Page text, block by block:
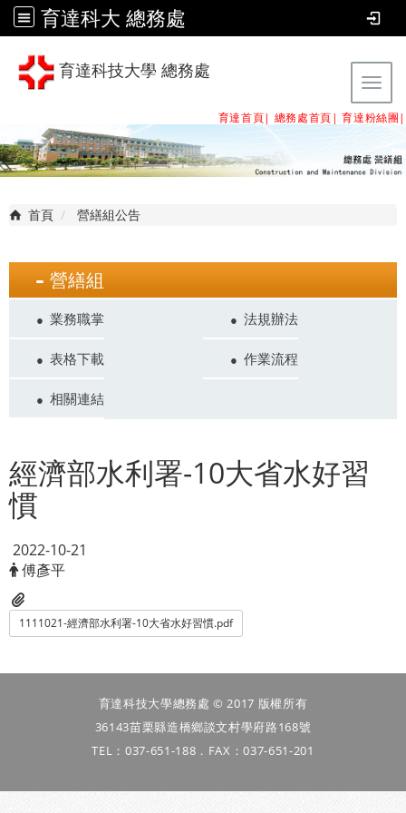
育達科大 總務處
育達科技大學 總務處
育達首頁| 總務處首頁| 育達粉絲團|
首頁 營繕組公告
營繕組
業務職掌 法規辦法
表格下載 作業流程
相關連結
經濟部水利署-10大省水好習
慣
2022-10-21
傅彥平
1111021-經濟部水利署-10大省水好習慣.pdf
育達科技大學總務處 © 2017 版權所有
36143苗栗縣造橋鄉談文村學府路168號
TEL：037-651-188．FAX：037-651-201